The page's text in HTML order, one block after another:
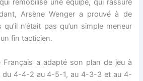
remobilise une équipe, qui rassure
Arsène Wenger a prouvé à de
n’était pas qu’un simple meneur
fin tacticien.
Français a adapté son plan de jeu à
du 4-4-2 au 4-5-1, au 4-3-3 et au 4-